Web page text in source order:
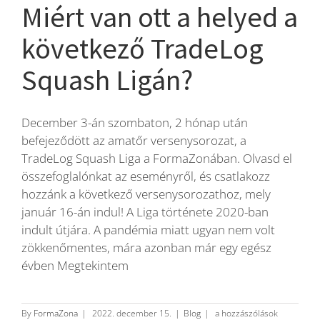
Miért van ott a helyed a
következő TradeLog
Squash Ligán?
December 3-án szombaton, 2 hónap után
befejeződött az amatőr versenysorozat, a
TradeLog Squash Liga a FormaZonában. Olvasd el
összefoglalónkat az eseményről, és csatlakozz
hozzánk a következő versenysorozathoz, mely
január 16-án indul! A Liga története 2020-ban
indult útjára. A pandémia miatt ugyan nem volt
zökkenőmentes, mára azonban már egy egész
évben Megtekintem
By FormaZona | 2022. december 15. | Blog |
Miért
a hozzászólások